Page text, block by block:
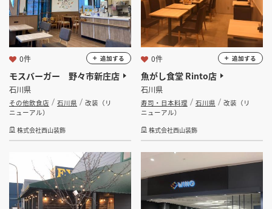
モスバーガー 野々市新庄店
石川県
その他飲食店 石川県
改装（リ
ニューアル）
株式会社西山装飾
0件 追加する
魚がし食堂 Rinto店
石川県
寿司・日本料理 石川県
改装（リ
ニューアル）
株式会社西山装飾
0件 追加する